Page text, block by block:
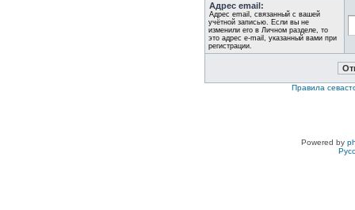
Адрес email:
Адрес email, связанный с вашей
учётной записью. Если вы не
изменили его в Личном разделе, то
это адрес e-mail, указанный вами при
регистрации.
Правила
Powered by